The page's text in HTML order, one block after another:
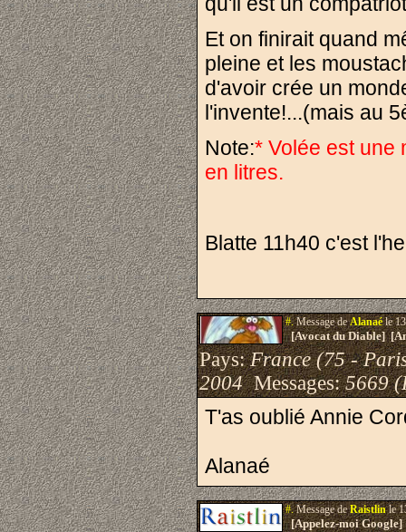
Et on finirait quand
pleine et les
d'avoir crée un
l'invente!...(mais au
Note:* Volée est une
en litres.
Blatte 11h40 c'est
#.Message deAlanaéle
[Avocat du Diable]
Pays:France (75 -
2004Messages:5669
T'as oublié Annie
Alanaé
#.Message deRaistlinle
[Appelez-moi